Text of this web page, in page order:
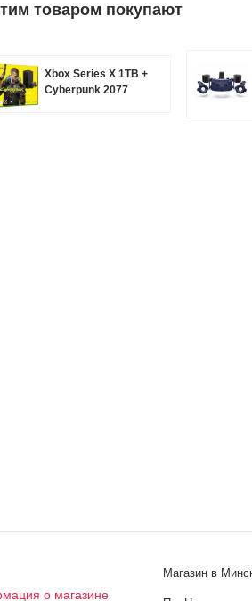
товаром покупают
Xbox Series X 1TB +
Cyberpunk 2077
о магазине
Магазин в